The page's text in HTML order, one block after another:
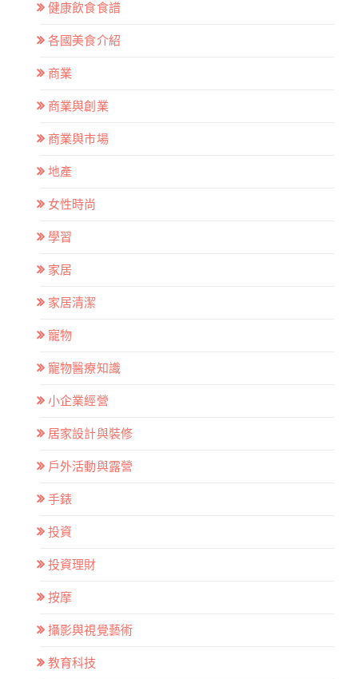
健康飲食食譜
各國美食介紹
商業
商業與創業
商業與市場
地產
女性時尚
學習
家居
家居清潔
寵物
寵物醫療知識
小企業經營
居家設計與裝修
戶外活動與露營
手錶
投資
投資理財
按摩
攝影與視覺藝術
教育科技